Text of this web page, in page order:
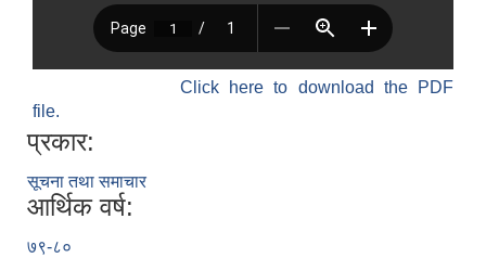
Click here to download the PDF
file.
प्रकार:
सूचना तथा समाचार
आर्थिक वर्ष:
७९-८०